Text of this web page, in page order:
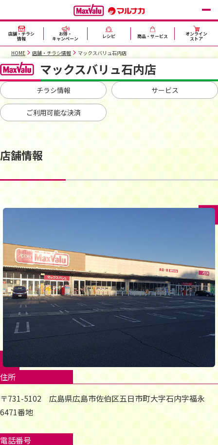
店舗・チラシ
情報
お得・
キャンペーン レシピ 商品・サービス オンライン
ストア
HOME 店舗・チラシ情報 マックスバリュ石内店
マックスバリュ石内店
チラシ情報 サービス
ご利用可能な決済
店舗情報
住所
〒731-5102 広島県広島市佐伯区五日市町大字石内字福永
6471番地
電話番号